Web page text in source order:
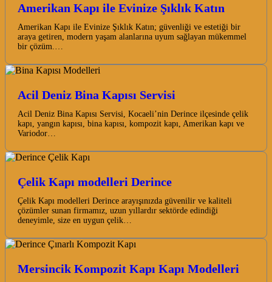
Amerikan Kapı ile Evinize Şıklık Katın
Amerikan Kapı ile Evinize Şıklık Katın; güvenliği ve estetiği bir
araya getiren, modern yaşam alanlarına uyum sağlayan mükemmel
bir çözüm.…
Acil Deniz Bina Kapısı Servisi
Acil Deniz Bina Kapısı Servisi, Kocaeli’nin Derince ilçesinde çelik
kapı, yangın kapısı, bina kapısı, kompozit kapı, Amerikan kapı ve
Variodor…
Çelik Kapı modelleri Derince
Çelik Kapı modelleri Derince arayışınızda güvenilir ve kaliteli
çözümler sunan firmamız, uzun yıllardır sektörde edindiği
deneyimle, size en uygun çelik…
Mersincik Kompozit Kapı Kapı Modelleri